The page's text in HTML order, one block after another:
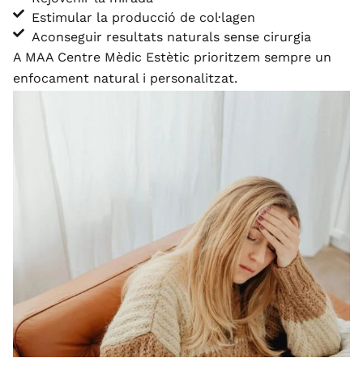
Estimular la producció de col·lagen
Aconseguir resultats naturals sense cirurgia
A MAA Centre Mèdic Estètic prioritzem sempre un
enfocament natural i personalitzat.